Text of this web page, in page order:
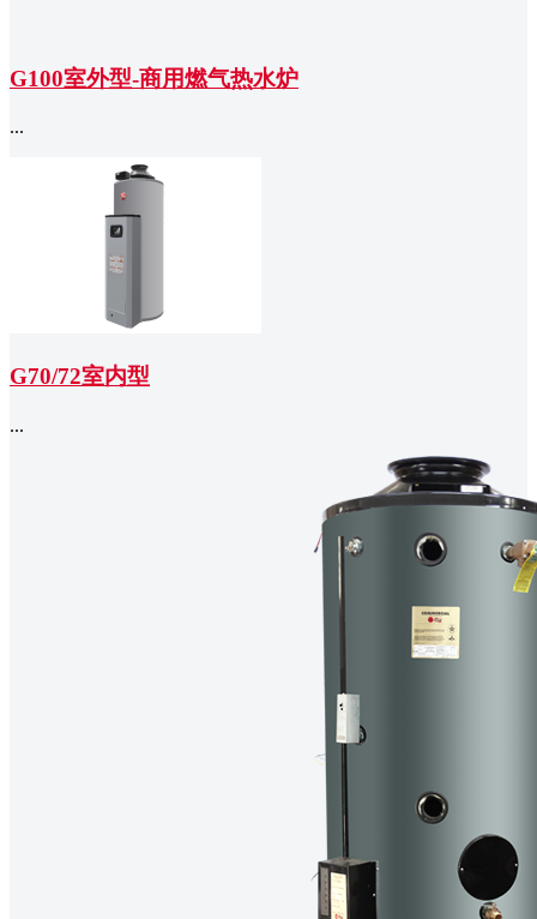
G100室外型-商用燃气热水炉
...
G70/72室内型
...